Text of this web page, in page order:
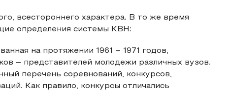
всестороннего характера. В то же время
определения системы КВН:
на протяжении 1961 – 1971 годов,
– представителей молодежи различных вузов.
перечень соревнований, конкурсов,
Как правило, конкурсы отличались